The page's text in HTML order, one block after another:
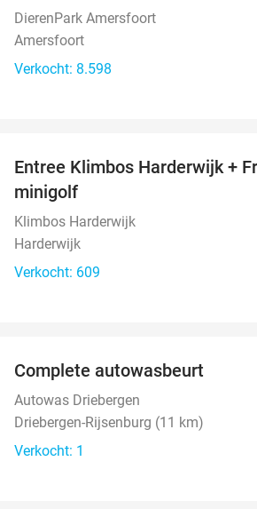
DierenPark Amersfoort
Amersfoort
Verkocht: 8.598
Entree Klimbos Harderwijk +
minigolf
Klimbos Harderwijk
Harderwijk
Verkocht: 609
NEW
TODAY
Complete autowasbeurt
Autowas Driebergen
Driebergen-Rijsenburg (11 km)
Verkocht: 1